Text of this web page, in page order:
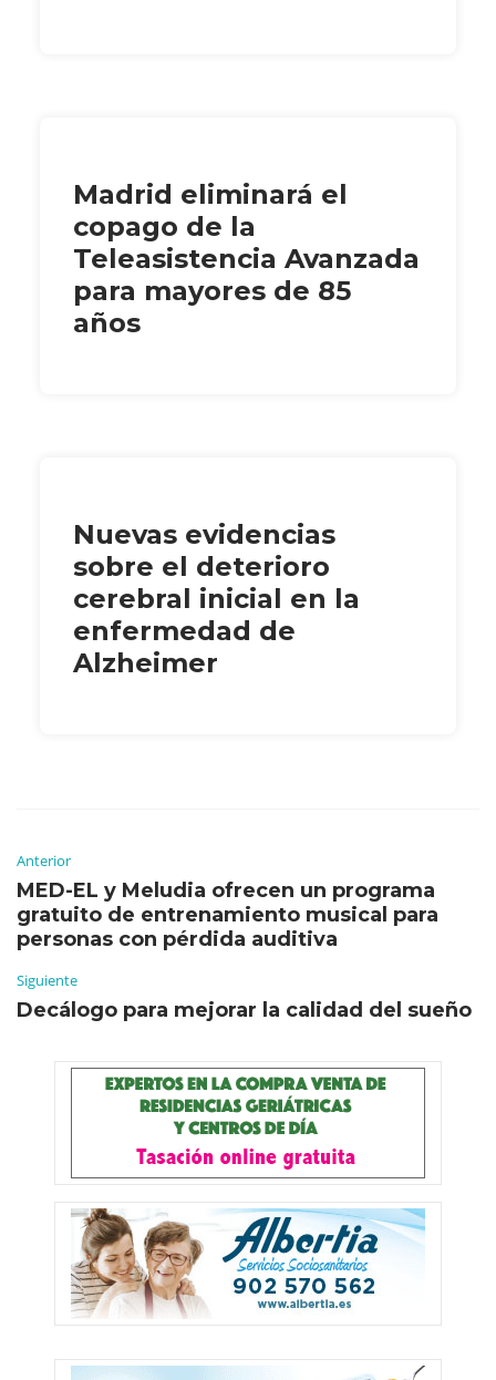
Madrid eliminará el
copago de la
Teleasistencia Avanzada
para mayores de 85
años
Nuevas evidencias
sobre el deterioro
cerebral inicial en la
enfermedad de
Alzheimer
Anterior
MED-EL y Meludia ofrecen un programa
gratuito de entrenamiento musical para
personas con pérdida auditiva
Siguiente
Decálogo para mejorar la calidad del sueño